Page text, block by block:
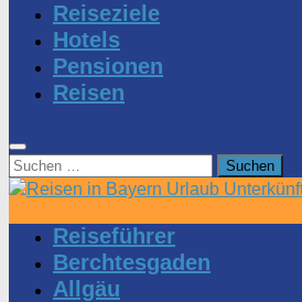
Reiseziele
Hotels
Pensionen
Reisen
Suchen
nach:
Reiseführer
Berchtesgaden
Allgäu